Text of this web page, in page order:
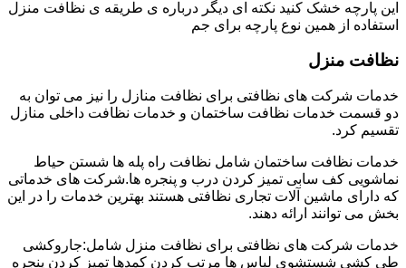
این پارچه خشک کنید نکته ای دیگر درباره ی طریقه ی نظافت منزل
استفاده از همین نوع پارچه برای جم
نظافت منزل
خدمات شرکت های نظافتی برای نظافت منازل را نیز می توان به
دو قسمت خدمات نظافت ساختمان و خدمات نظافت داخلی منازل
تقسیم کرد.
خدمات نظافت ساختمان شامل نظافت راه پله ها شستن حیاط
نماشویی کف سابی تمیز کردن درب و پنجره ها.شرکت های خدماتی
که دارای ماشین آلات تجاری نظافتی هستند بهترین خدمات را در این
بخش می توانند ارائه دهند.
خدمات شرکت های نظافتی برای نظافت منزل شامل:جاروکشی
طی کشی شستشوی لباس ها مرتب کردن کمدها تمیز کردن پنجره